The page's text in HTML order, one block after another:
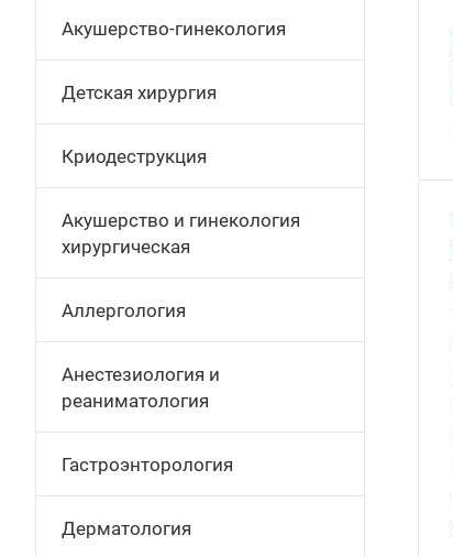
Акушерство-гинекология
Детская хирургия
Криодеструкция
Акушерство и гинекология
хирургическая
Аллергология
Анестезиология и
реаниматология
Гастроэнторология
Дерматология